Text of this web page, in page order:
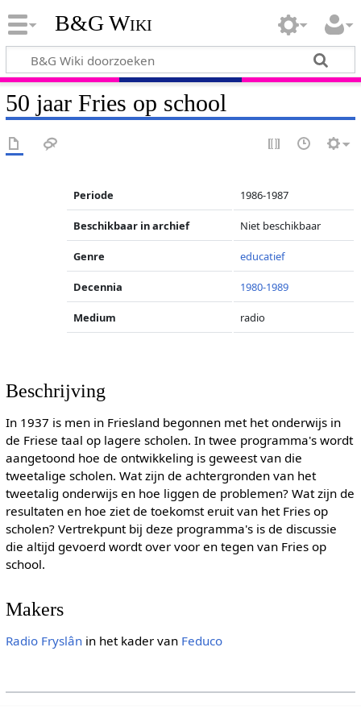
B&G Wiki
50 jaar Fries op school
Periode 1986-1987
Beschikbaar in archief Niet beschikbaar
Genre educatief
Decennia 1980-1989
Medium radio
Beschrijving
In 1937 is men in Friesland begonnen met het onderwijs in
de Friese taal op lagere scholen. In twee programma's wordt
aangetoond hoe de ontwikkeling is geweest van die
tweetalige scholen. Wat zijn de achtergronden van het
tweetalig onderwijs en hoe liggen de problemen? Wat zijn de
resultaten en hoe ziet de toekomst eruit van het Fries op
scholen? Vertrekpunt bij deze programma's is de discussie
die altijd gevoerd wordt over voor en tegen van Fries op
school.
Makers
Radio Fryslânin het kader van Feduco